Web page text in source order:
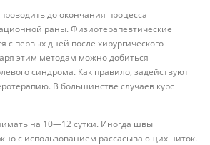
до окончания процесса
раны. Физиотерапевтические
с первых дней после хирургического
этим методам можно добиться
синдрома. Как правило, задействуют
В большинстве случаев курс
на 10—12 сутки. Иногда швы
с использованием рассасывающих ниток.